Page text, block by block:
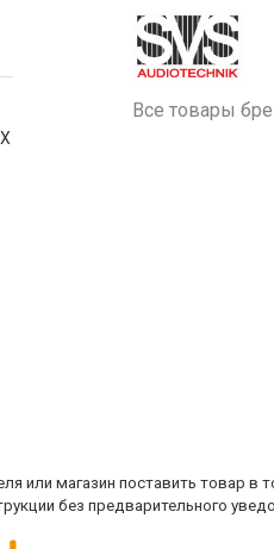
Все товары
или магазин поставить товар в
без предварительного